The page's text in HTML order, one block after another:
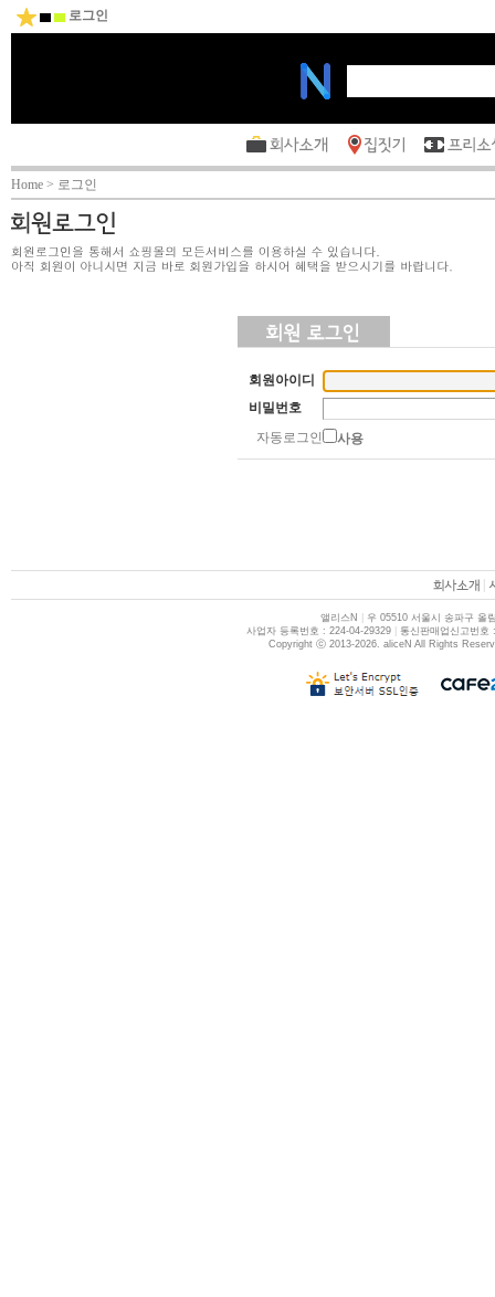
로그인
Home > 로그인
회원아이디
비밀번호
자동로그인
사용
앨리스N
우 05510 서울시 송파구 올
사업자 등록번호 : 224-04-29329
통신판매업신고번호
Copyright ⓒ 2013-2026. aliceN All Rights